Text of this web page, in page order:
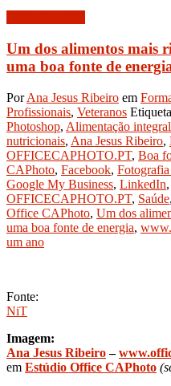
Um dos alimentos mais
uma boa fonte de
PorAna Jesus Ribeiro em
Profissionais, Veteranos Etiqueta
Photoshop, Alimentação integral
nutricionais, Ana Jesus Ribeiro,
OFFICECAPHOTO.PT, Boa
CAPhoto, Facebook,
Google My Business, LinkedIn,
OFFICECAPHOTO.PT, Saúde,
Office CAPhoto, Um dos
uma boa fonte de energia,
um ano
Fonte:
NiT
Imagem:
Ana Jesus Ribeiro–www.
em Estúdio Office CAPhoto